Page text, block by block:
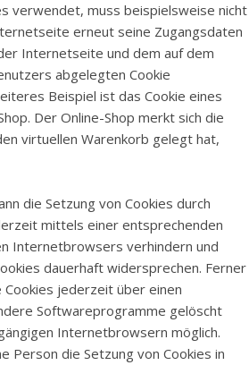
verwendet, muss beispielsweise nicht
erneut seine Zugangsdaten
Internetseite und dem auf dem
abgelegten Cookie
Beispiel ist das Cookie eines
Der Online-Shop merkt sich die
virtuellen Warenkorb gelegt hat,
die Setzung von Cookies durch
mittels einer entsprechenden
Internetbrowsers verhindern und
dauerhaft widersprechen. Ferner
jederzeit über einen
Softwareprogramme gelöscht
Internetbrowsern möglich.
Person die Setzung von Cookies in